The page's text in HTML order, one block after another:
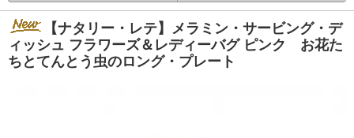
【ナタリー・レテ】メラミン・サービング・デ
ィッシュ フラワーズ＆レディーバグ ピンク お花た
ちとてんとう虫のロング・プレート